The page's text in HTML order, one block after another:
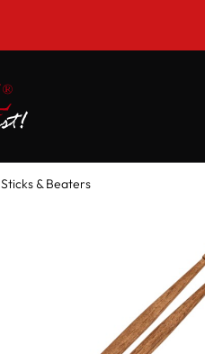
Sticks & Beaters